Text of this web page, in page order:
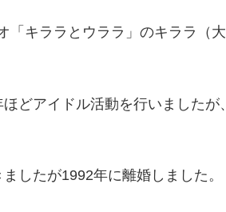
「キララとウララ」のキララ（
ほどアイドル活動を行いました
したが1992年に離婚しました。